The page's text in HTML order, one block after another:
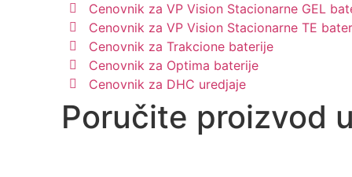
Cenovnik za VP Vision Stacionarne GEL
Cenovnik za VP Vision Stacionarne TE
Cenovnik za Trakcione baterije
Cenovnik za Optima baterije
Cenovnik za DHC uredjaje
Poručite proizvod